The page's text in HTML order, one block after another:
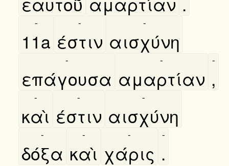
11a
-
έστιν
-
αισχύνη
-
επάγουσα
-
αμαρτίαν
-
,
-
καὶ
-
έστιν
-
αισχύνη
-
δόξα
-
καὶ
-
χάρις
-
.
-